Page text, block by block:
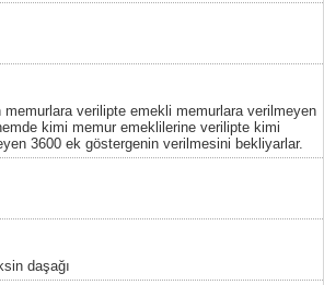
memurlara verilipte emekli memurlara verilmeyen
kimi memur emeklilerine verilipte kimi
3600 ek göstergenin verilmesini bekliyarlar.
daşağı